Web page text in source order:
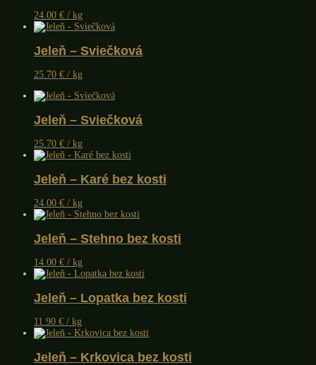
24.00 € / kg
Jeleň – Sviečková
25.70 € / kg
Jeleň – Sviečková
25.70 € / kg
Jeleň – Karé bez kosti
24.00 € / kg
Jeleň – Stehno bez kosti
14.00 € / kg
Jeleň – Lopatka bez kosti
11.90 € / kg
Jeleň – Krkovica bez kosti